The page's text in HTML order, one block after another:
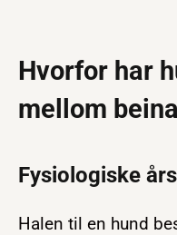
Hvorfor har
mellom
Fysiologiske
Halen til en hund